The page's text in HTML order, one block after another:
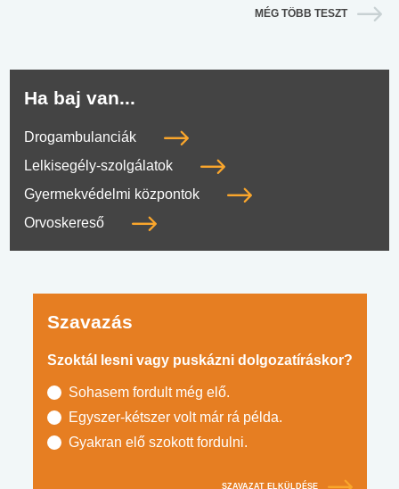
MÉG TÖBB TESZT
Ha baj van...
Drogambulanciák
Lelkisegély-szolgálatok
Gyermekvédelmi központok
Orvoskereső
Szavazás
Szoktál lesni vagy puskázni dolgozatíráskor?
Sohasem fordult még elő.
Egyszer-kétszer volt már rá példa.
Gyakran elő szokott fordulni.
SZAVAZAT ELKÜLDÉSE